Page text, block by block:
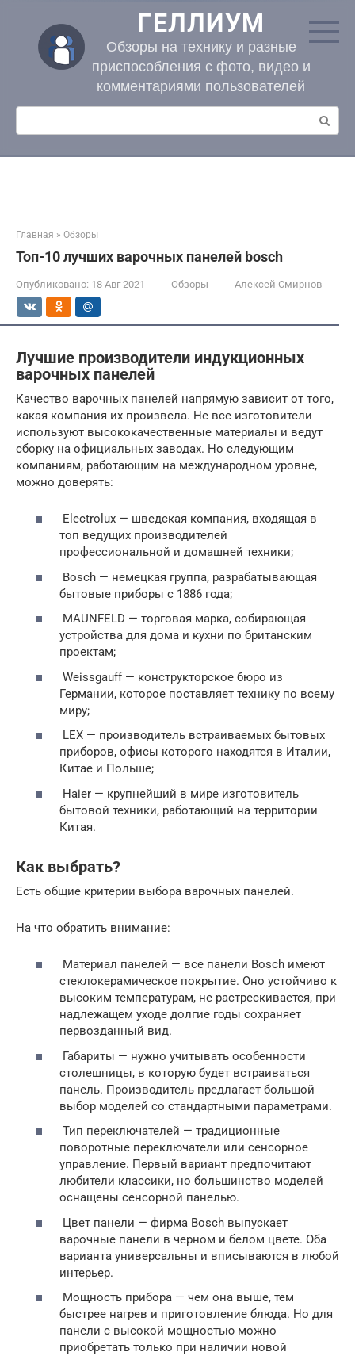
контенту
ГЕЛЛИУМ
Обзоры на технику и разные
приспособления с фото, видео и
комментариями пользователей
Поиск:
Главная » Обзоры
Топ-10 лучших варочных панелей bosch
Опубликовано: 18 Авг 2021 Обзоры Алексей Смирнов
Лучшие производители индукционных
варочных панелей
Качество варочных панелей напрямую зависит от того,
какая компания их произвела. Не все изготовители
используют высококачественные материалы и ведут
сборку на официальных заводах. Но следующим
компаниям, работающим на международном уровне,
можно доверять:
Electrolux — шведская компания, входящая в
топ ведущих производителей
профессиональной и домашней техники;
Bosch — немецкая группа, разрабатывающая
бытовые приборы с 1886 года;
MAUNFELD — торговая марка, собирающая
устройства для дома и кухни по британским
проектам;
Weissgauff — конструкторское бюро из
Германии, которое поставляет технику по всему
миру;
LEX — производитель встраиваемых бытовых
приборов, офисы которого находятся в Италии,
Китае и Польше;
Haier — крупнейший в мире изготовитель
бытовой техники, работающий на территории
Китая.
Как выбрать?
Есть общие критерии выбора варочных панелей.
На что обратить внимание:
Материал панелей — все панели Bosch имеют
стеклокерамическое покрытие. Оно устойчиво к
высоким температурам, не растрескивается, при
надлежащем уходе долгие годы сохраняет
первозданный вид.
Габариты — нужно учитывать особенности
столешницы, в которую будет встраиваться
панель. Производитель предлагает большой
выбор моделей со стандартными параметрами.
Тип переключателей — традиционные
поворотные переключатели или сенсорное
управление. Первый вариант предпочитают
любители классики, но большинство моделей
оснащены сенсорной панелью.
Цвет панели — фирма Bosch выпускает
варочные панели в черном и белом цвете. Оба
варианта универсальны и вписываются в любой
интерьер.
Мощность прибора — чем она выше, тем
быстрее нагрев и приготовление блюда. Но для
панели с высокой мощностью можно
приобретать только при наличии новой